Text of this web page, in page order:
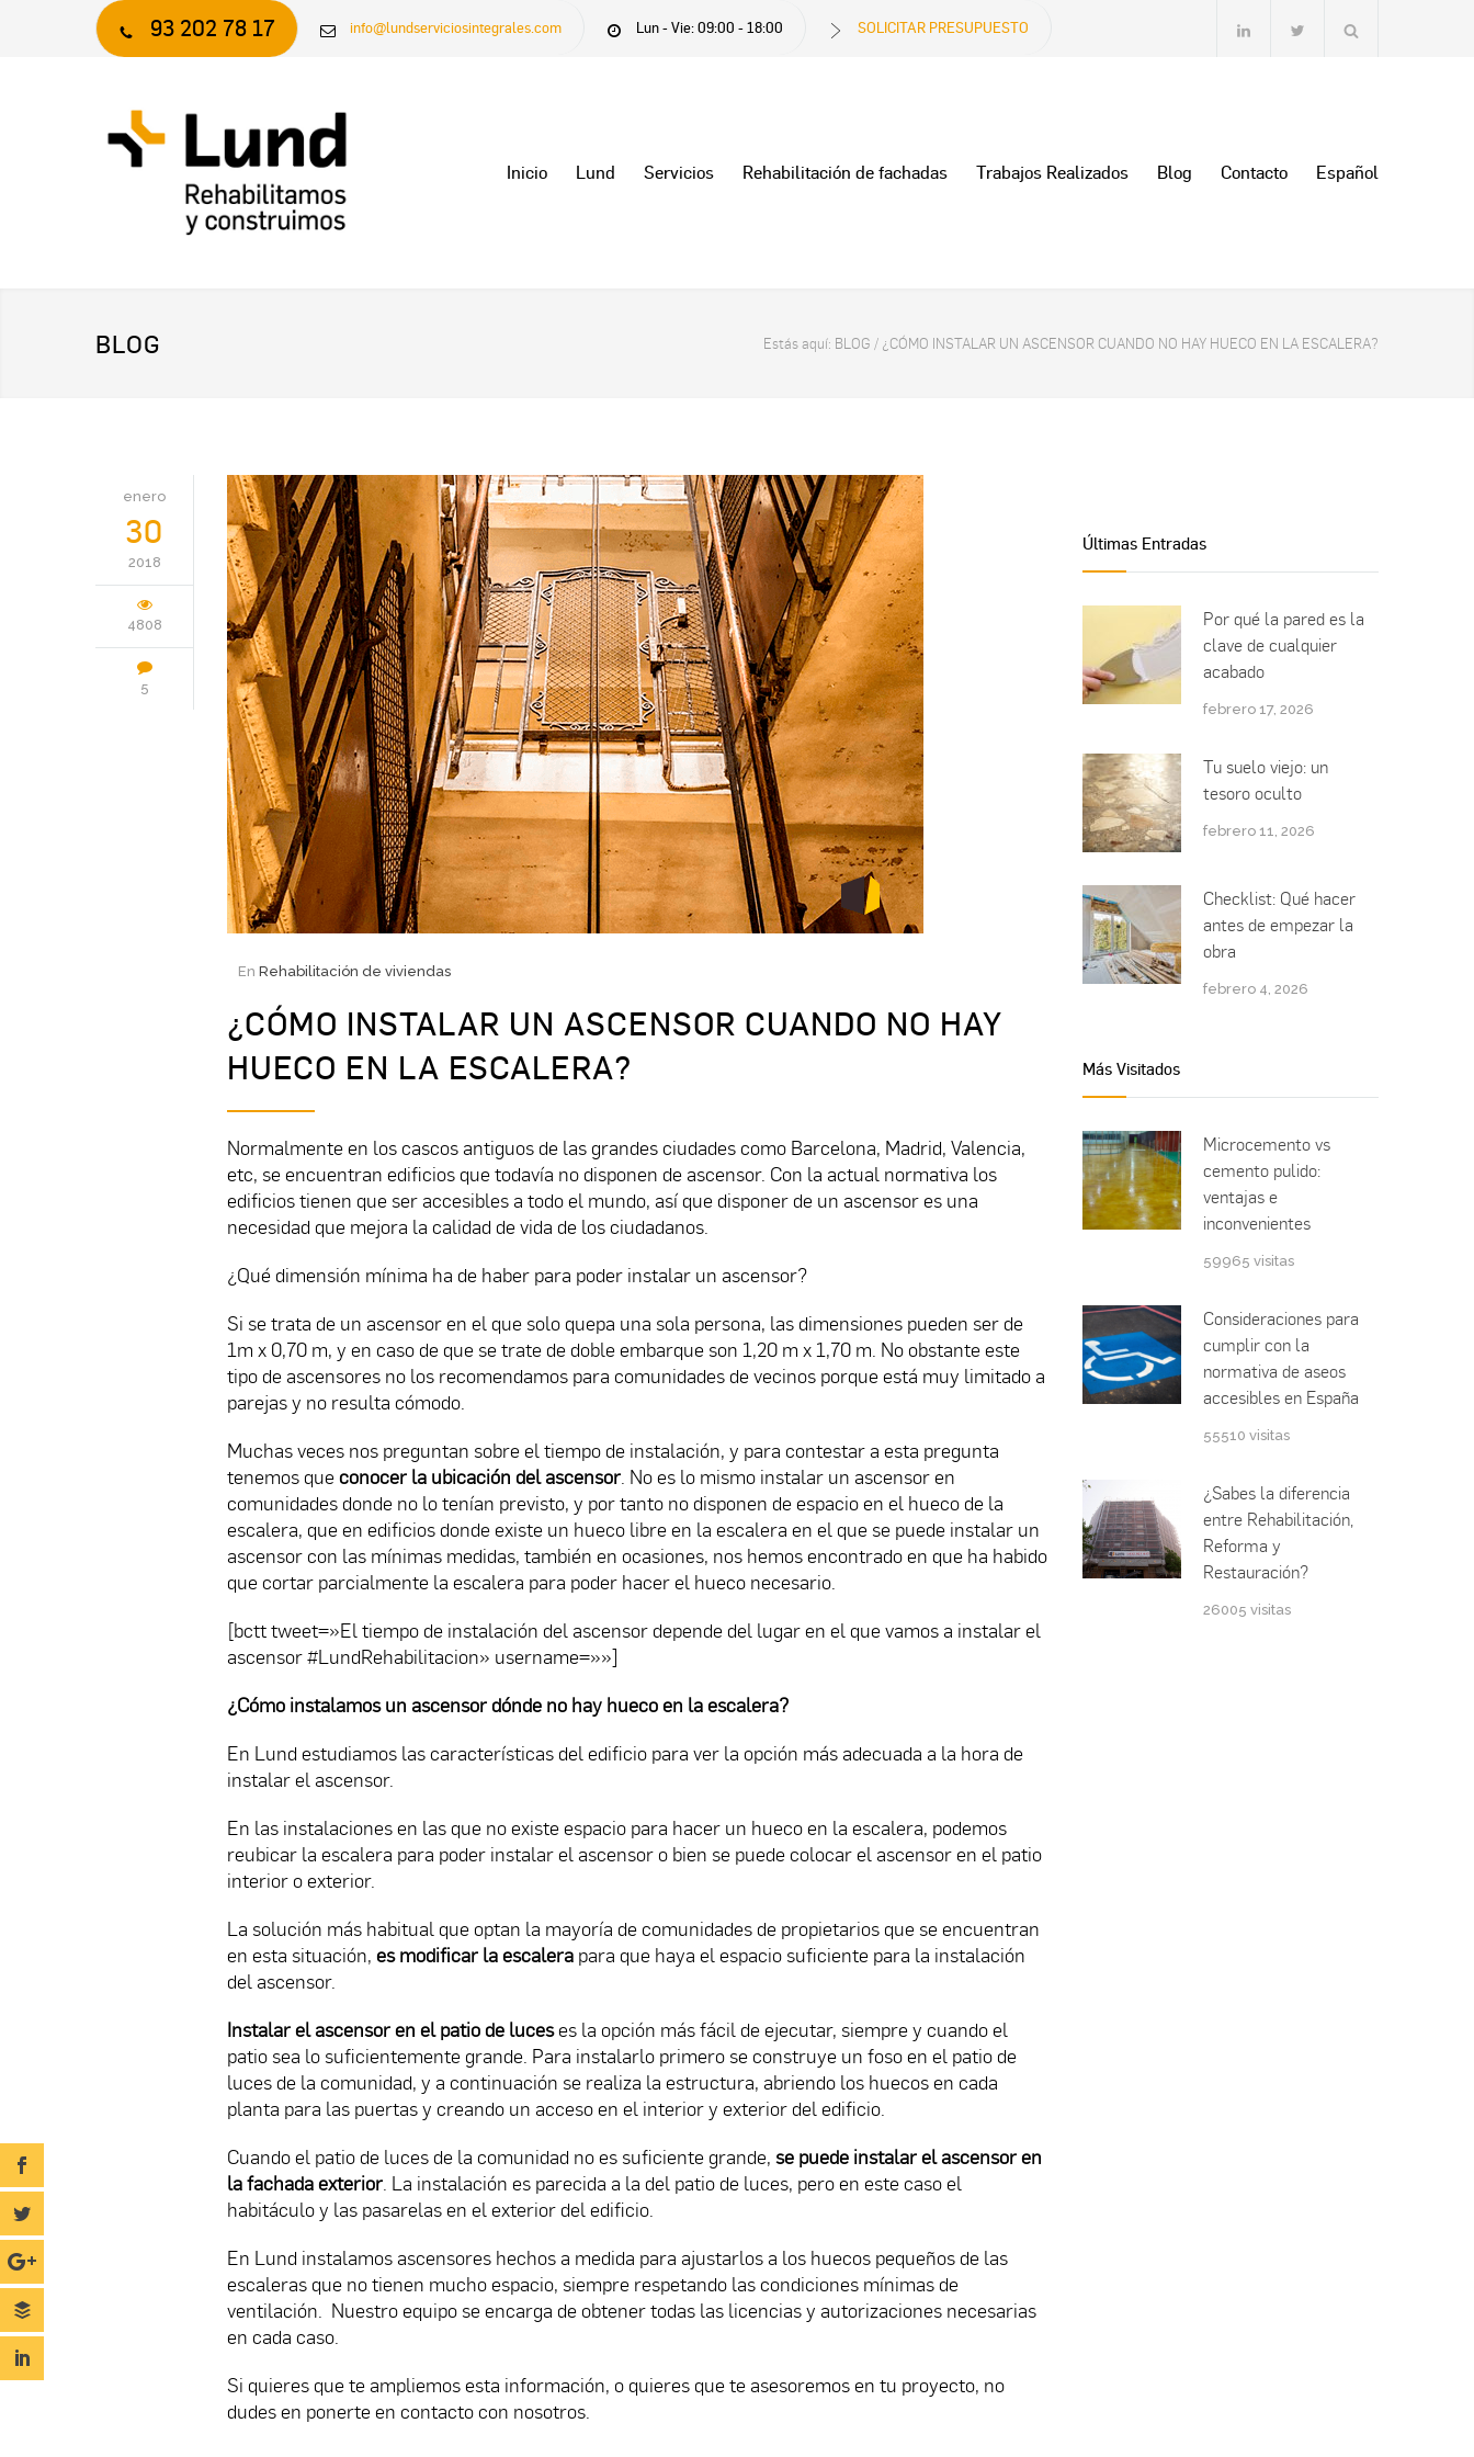
93 202 78 17 info@lundserviciosintegrales.com Lun - Vie: 09:00 - 18:00 SOLICITAR PRESUPUESTO
Inicio Lund Servicios Rehabilitación de fachadas Trabajos Realizados Blog Contacto Español
BLOG Estás aquí: BLOG / ¿CÓMO INSTALAR UN ASCENSOR CUANDO NO HAY HUECO EN LA ESCALERA?
enero
30
2018
4808
5
En Rehabilitación de viviendas
¿CÓMO INSTALAR UN ASCENSOR CUANDO NO HAY
HUECO EN LA ESCALERA?
Normalmente en los cascos antiguos de las grandes ciudades como Barcelona, Madrid, Valencia,
etc, se encuentran edificios que todavía no disponen de ascensor. Con la actual normativa los
edificios tienen que ser accesibles a todo el mundo, así que disponer de un ascensor es una
necesidad que mejora la calidad de vida de los ciudadanos.
¿Qué dimensión mínima ha de haber para poder instalar un ascensor?
Si se trata de un ascensor en el que solo quepa una sola persona, las dimensiones pueden ser de
1m x 0,70 m, y en caso de que se trate de doble embarque son 1,20 m x 1,70 m. No obstante este
tipo de ascensores no los recomendamos para comunidades de vecinos porque está muy limitado a
parejas y no resulta cómodo.
Muchas veces nos preguntan sobre el tiempo de instalación, y para contestar a esta pregunta
tenemos queconocer la ubicación del ascensor. No es lo mismo instalar un ascensor en
comunidades donde no lo tenían previsto, y por tanto no disponen de espacio en el hueco de la
escalera, que en edificios donde existe un hueco libre en la escalera en el que se puede instalar un
ascensor con las mínimas medidas, también en ocasiones, nos hemos encontrado en que ha habido
que cortar parcialmente la escalera para poder hacer el hueco necesario.
[bctt tweet=»El tiempo de instalación del ascensor depende del lugar en el que vamos a instalar el
ascensor #LundRehabilitacion» username=»»]
¿Cómo instalamos un ascensor dónde no hay hueco en la escalera?
En Lund estudiamos las características del edificio para ver la opción más adecuada a la hora de
instalar el ascensor.
En las instalaciones en las que no existe espacio para hacer un hueco en la escalera, podemos
reubicar la escalera para poder instalar el ascensor o bien se puede colocar el ascensor en el patio
interior o exterior.
La solución más habitual que optan la mayoría de comunidades de propietarios que se encuentran
en esta situación, es modificar la escalera para que haya el espacio suficiente para la instalación
del ascensor.
Instalar el ascensor en el patio de luceses la opción más fácil de ejecutar, siempre y cuando el
patio sea lo suficientemente grande. Para instalarlo primero se construye un foso en el patio de
luces de la comunidad, y a continuación se realiza la estructura, abriendo los huecos en cada
planta para las puertas y creando un acceso en el interior y exterior del edificio.
Cuando el patio de luces de la comunidad no es suficiente grande, se puede instalar el ascensor en
la fachada exterior. La instalación es parecida a la del patio de luces, pero en este caso el
habitáculo y las pasarelas en el exterior del edificio.
En Lund instalamos ascensores hechos a medida para ajustarlos a los huecos pequeños de las
escaleras que no tienen mucho espacio, siempre respetando las condiciones mínimas de
ventilación. Nuestro equipo se encarga de obtener todas las licencias y autorizaciones necesarias
en cada caso.
Si quieres que te ampliemos esta información, o quieres que te asesoremos en tu proyecto, no
dudes en ponerte en contacto con nosotros.
Últimas Entradas
Por qué la pared es la
clave de cualquier
acabado
febrero 17, 2026
Tu suelo viejo: un
tesoro oculto
febrero 11, 2026
Checklist: Qué hacer
antes de empezar la
obra
febrero 4, 2026
Más Visitados
Microcemento vs
cemento pulido:
ventajas e
inconvenientes
59965 visitas
Consideraciones para
cumplir con la
normativa de aseos
accesibles en España
55510 visitas
¿Sabes la diferencia
entre Rehabilitación,
Reforma y
Restauración?
26005 visitas